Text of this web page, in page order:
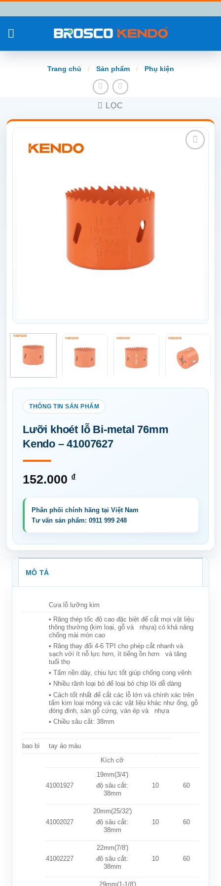
đến
nội
Trang chủ / Sản phẩm / Phụ kiện
LỌC
Lưỡi khoét lỗ Bi-metal 76mm
Kendo – 41007627
152.000 ₫
MÔ TẢ
Cưa lỗ lưỡng kim
• Răng thép tốc độ cao đặc biệt để cắt mọi vật liệu
thông thường (kim loại, gỗ và nhựa) có khả năng
chống mài mòn cao
• Răng thay đổi 4-6 TPI cho phép cắt nhanh và
sạch với ít nỗ lực hơn, ít tiếng ồn hơn và tăng
tuổi thọ
• Tấm nền dày, chịu lực tốt giúp chống cong vênh
• Nhiều rãnh loại bỏ để loại bỏ chip lõi dễ dàng
• Cách tốt nhất để cắt các lỗ lớn và chính xác trên
tấm kim loại mỏng và các vật liệu khác như ống, gỗ
đóng đinh, sàn gỗ cứng, ván ép và nhựa
• Chiều sâu cắt: 38mm
bao bì tay áo màu
Kích cỡ
41001927
19mm(3/4′)
độ sâu cắt:
38mm
10 60
41002027
20mm(25/32′)
độ sâu cắt:
38mm
10 60
41002227
22mm(7/8′)
độ sâu cắt:
38mm
10 60
29mm(1-1/8′)